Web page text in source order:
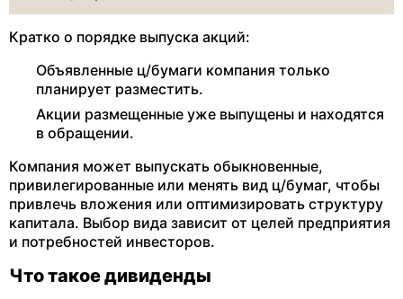
Кратко о порядке выпуска акций:
Объявленные ц/бумаги компания только
планирует разместить.
Акции размещенные уже выпущены и находятся
в обращении.
Компания может выпускать обыкновенные,
привилегированные или менять вид ц/бумаг, чтобы
привлечь вложения или оптимизировать структуру
капитала. Выбор вида зависит от целей предприятия
и потребностей инвесторов.
Что такое дивиденды